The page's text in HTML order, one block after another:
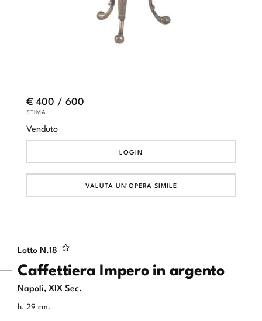
Lotto N.18
Caffettiera Impero in argento
Napoli, XIX Sec.
h. 29 cm.
€ 400 / 600
STIMA
Venduto
LOGIN
VALUTA UN'OPERA SIMILE